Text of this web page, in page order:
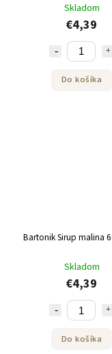
Skladom
€4,39
Do košíka
Bartonik Sirup malina
Skladom
€4,39
Do košíka